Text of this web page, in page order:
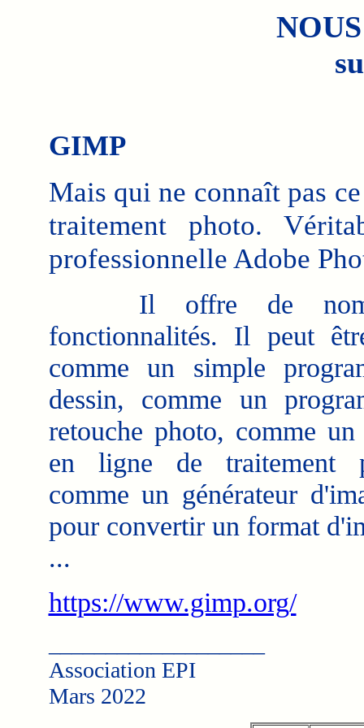
GIMP
Mais qui ne connaît pas
traitement photo.
professionnelle Adobe
Il offre de
fonctionnalités. Il peut
comme un simple
dessin, comme un
retouche photo, comme un
en ligne de traitement
comme un générateur
pour convertir un format
...
https://www.gimp.org/
Association EPI
Mars 2022